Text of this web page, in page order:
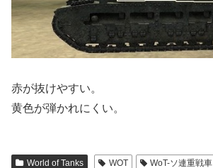
赤が抜けやすい。
黄色が弾かれにくい。
World of Tanks WOT WoT-ソ連重戦車